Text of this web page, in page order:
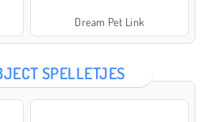
Dream Pet Link
SPELLETJES